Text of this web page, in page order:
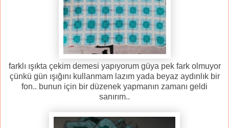
farklı ışıkta çekim demesi yapıyorum güya pek fark olmuyor
çünkü gün ışığını kullanmam lazım yada beyaz aydınlık bir
fon.. bunun için bir düzenek yapmanın zamanı geldi
sanırım..